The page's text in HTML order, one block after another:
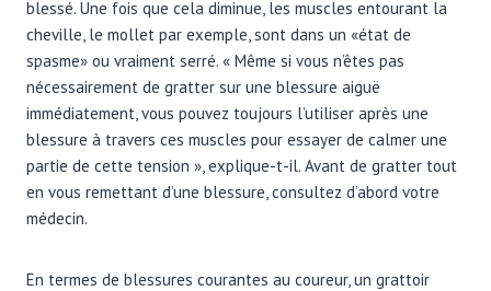
blessé. Une fois que cela diminue, les muscles entourant la
cheville, le mollet par exemple, sont dans un «état de
spasme» ou vraiment serré. « Même si vous n’êtes pas
nécessairement de gratter sur une blessure aiguë
immédiatement, vous pouvez toujours l’utiliser après une
blessure à travers ces muscles pour essayer de calmer une
partie de cette tension », explique-t-il. Avant de gratter tout
en vous remettant d’une blessure, consultez d’abord votre
médecin.
En termes de blessures courantes au coureur, un grattoir